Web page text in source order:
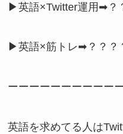
▶英語×Twitter運用➡？
▶英語×筋トレ➡？？？
ーーーーーーーーーー
英語を求めてる人は